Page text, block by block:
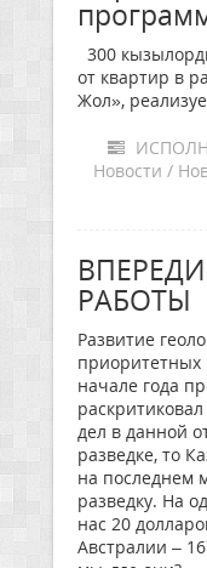
300
от квартир в
Жол»,
Новости /
РАБОТЫ
Развитие
приоритетных
начале года
дел в данной
разведке, то
на последнем
разведку. На
нас 20
Австралии –